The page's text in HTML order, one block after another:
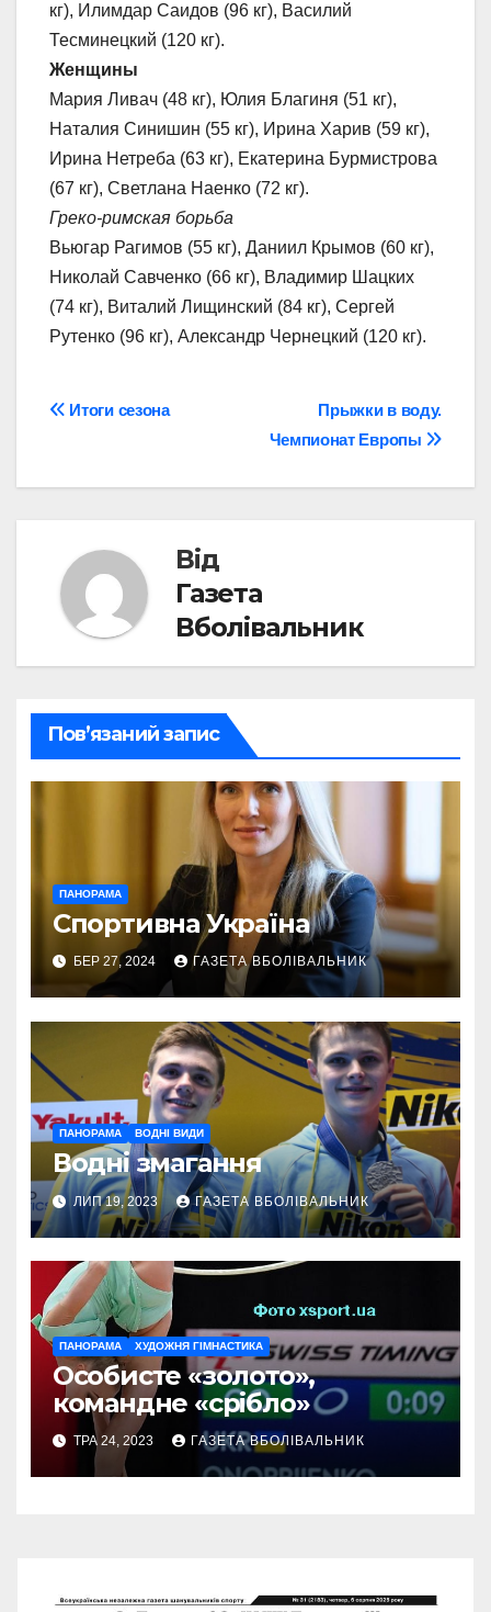
кг), Илимдар Саидов (96 кг), Василий
Тесминецкий (120 кг).
Женщины
Мария Ливач (48 кг), Юлия Благиня (51 кг),
Наталия Синишин (55 кг), Ирина Харив (59 кг),
Ирина Нетреба (63 кг), Екатерина Бурмистрова
(67 кг), Светлана Наенко (72 кг).
Греко-римская борьба
Вьюгар Рагимов (55 кг), Даниил Крымов (60 кг),
Николай Савченко (66 кг), Владимир Шацких
(74 кг), Виталий Лищинский (84 кг), Сергей
Рутенко (96 кг), Александр Чернецкий (120 кг).
Навігація
Прыжки в воду.
Чемпионат Европы
Итоги сезона
Від
Газета
Вболівальник
Пов’язаний запис
ПАНОРАМА
Спортивна Україна
БЕР 27, 2024 ГАЗЕТА ВБОЛІВАЛЬНИК
ПАНОРАМА ВОДНІ ВИДИ
Водні змагання
ЛИП 19, 2023 ГАЗЕТА ВБОЛІВАЛЬНИК
ПАНОРАМА ХУДОЖНЯ ГІМНАСТИКА
Особисте «золото»,
командне «срібло»
ТРА 24, 2023 ГАЗЕТА ВБОЛІВАЛЬНИК